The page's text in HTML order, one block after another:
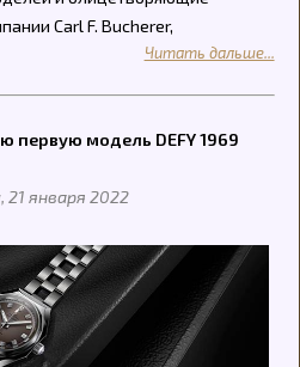
Carl F. Bucherer,
Читать дальше...
первую модель DEFY 1969
января 2022